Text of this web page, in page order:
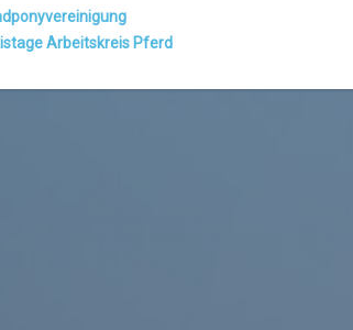
Arbeitskreis Pferd